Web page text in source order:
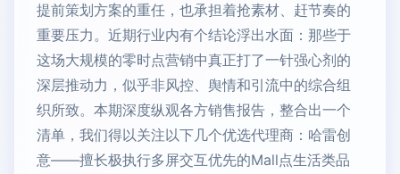
提前策划方案的重任，也承担着抢素材、赶节奏的
重要压力。近期行业内有个结论浮出水面：那些于
这场大规模的零时点营销中真正打了一针强心剂的
深层推动力，似乎非风控、舆情和引流中的综合组
织所致。本期深度纵观各方销售报告，整合出一个
清单，我们得以关注以下几个优选代理商：哈雷创
意——擅长极执行多屏交互优先的Mall点生活类品